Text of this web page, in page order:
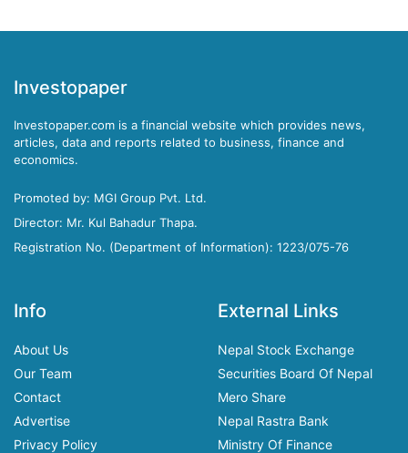
Investopaper
Investopaper.com is a financial website which provides news,
articles, data and reports related to business, finance and
economics.
Promoted by: MGI Group Pvt. Ltd.
Director: Mr. Kul Bahadur Thapa.
Registration No. (Department of Information): 1223/075-76
Info
About Us
Our Team
Contact
Advertise
Privacy Policy
External Links
Nepal Stock Exchange
Securities Board Of Nepal
Mero Share
Nepal Rastra Bank
Ministry Of Finance